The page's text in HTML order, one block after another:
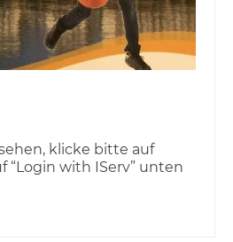
klicke bitte auf
“Login with IServ” unten